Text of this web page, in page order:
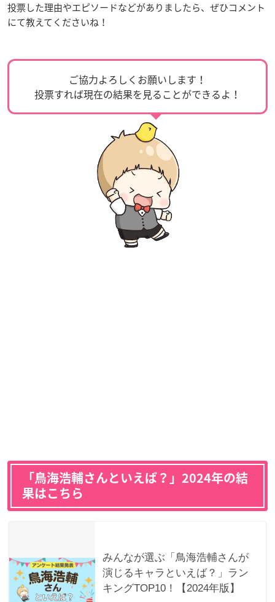
投票した理由やエピソードなどがありましたら、ぜひコメント
にて教えてくださいね！
ご協力よろしくお願いします！
投票すれば現在の結果を見ることができるよ！
「鳥海浩輔さんといえば？」2024年の結
果はこちら